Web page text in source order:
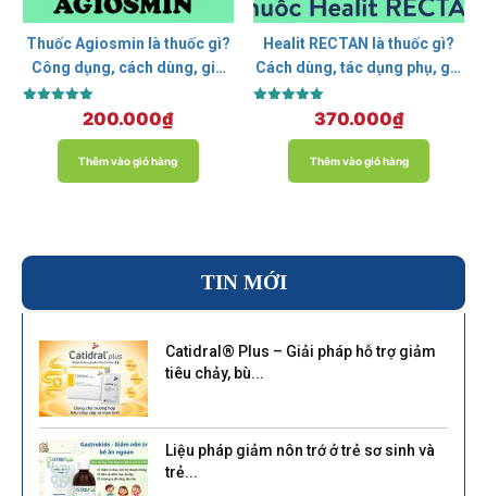
Thuốc Agiosmin là thuốc gì?
Công dụng, cách dùng, giá
Được xếp
5.00
200.000₫
Thêm vào giỏ hàng
Healit RECTAN là thuốc gì?
Cách dùng, tác dụng phụ, giá
bao nhiêu?
Được xếp
5.00
370.000₫
Thêm vào giỏ hàng
TIN MỚI
Catidral® Plus – Giải pháp hỗ trợ giảm
tiêu chảy, bù...
Liệu pháp giảm nôn trớ ở trẻ sơ sinh và
trẻ...